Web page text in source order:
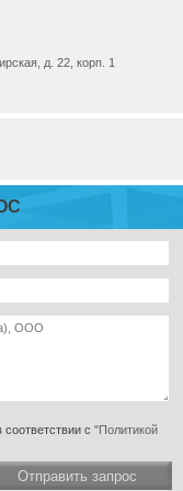
д. 22, корп. 1
с "Политикой
Отправить запрос